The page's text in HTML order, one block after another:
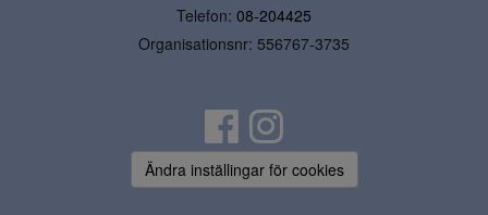
Telefon: 08-204425
Organisationsnr: 556767-3735
Ändra inställingar för cookies